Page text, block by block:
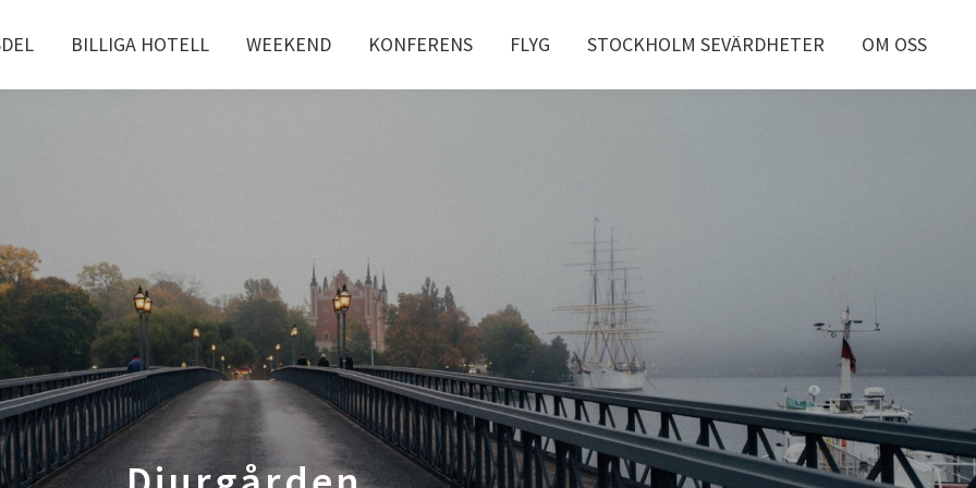
BILLIGA HOTELL WEEKEND KONFERENS FLYG STOCKHOLM SEVÄRDHETER OM OSS